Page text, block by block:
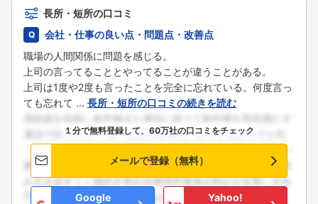
長所・短所の口コミ
会社・仕事の良い点・問題点・改善点
職場の人間関係に問題を感じる。
上司の言ってることとやってることが違うことがある。
上司は1度や2度も言ったことを完全に忘れている。何度言っ
ても忘れて ... 長所・短所の口コミの続きを読む
１分で無料登録して、60万社の口コミをチェック
メールで登録（無料）
Google
Yahoo!